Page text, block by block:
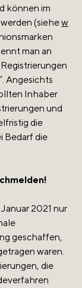
können im
(siehew
man an
Angesichts
Inhaber
und
die
Bedarf die
2021 nur
geschaffen,
waren.
die